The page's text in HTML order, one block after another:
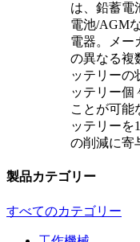
は、鉛蓄電
電池/AGM
電器。メー
の異なる複
ッテリーの
ッテリー個
ことが可能
ッテリーを
の削減に寄
製品カテゴリー
すべてのカテゴリー